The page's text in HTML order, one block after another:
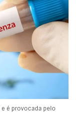
é provocada pelo